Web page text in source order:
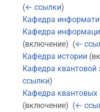
(← ссылки)
Кафедра
Кафедра
(включение) ‎ (←
Кафедра истории
Кафедра квантовой
ссылки)
Кафедра квантовых
(включение) ‎ (←